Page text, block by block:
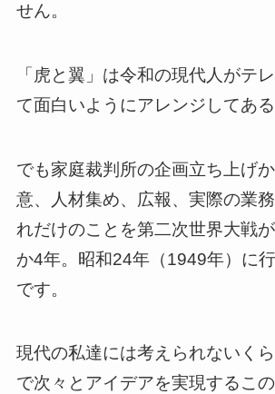
せん。
「虎と翼」は令和の現代人がテ
て面白いようにアレンジしてある
でも家庭裁判所の企画立ち上げ
意、人材集め、広報、実際の業
れだけのことを第二次世界大戦
か4年。昭和24年（1949年）に
です。
現代の私達には考えられないく
で次々とアイデアを実現するこ